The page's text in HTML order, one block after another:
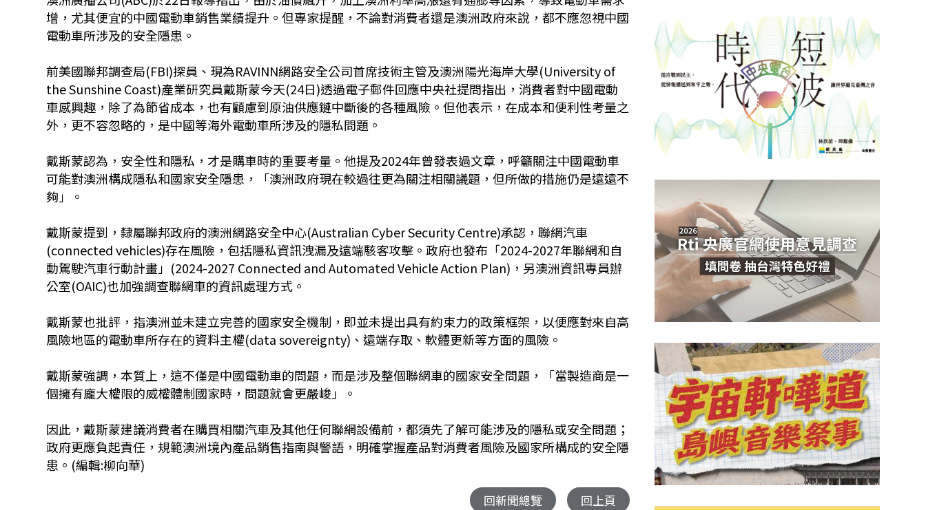
增，尤其便宜的中國電動車銷售業績提升。但專家提醒，不論對消費者還是澳洲政府來說，都不應忽視中國
電動車所涉及的安全隱患。
前美國聯邦調查局(FBI)探員、現為RAVINN網路安全公司首席技術主管及澳洲陽光海岸大學(University of
the Sunshine Coast)產業研究員戴斯蒙今天(24日)透過電子郵件回應中央社提問指出，消費者對中國電動
車感興趣，除了為節省成本，也有顧慮到原油供應鏈中斷後的各種風險。但他表示，在成本和便利性考量之
外，更不容忽略的，是中國等海外電動車所涉及的隱私問題。
戴斯蒙認為，安全性和隱私，才是購車時的重要考量。他提及2024年曾發表過文章，呼籲關注中國電動車
可能對澳洲構成隱私和國家安全隱患，「澳洲政府現在較過往更為關注相關議題，但所做的措施仍是遠遠不
夠」。
戴斯蒙提到，隸屬聯邦政府的澳洲網路安全中心(Australian Cyber Security Centre)承認，聯網汽車
(connected vehicles)存在風險，包括隱私資訊洩漏及遠端駭客攻擊。政府也發布「2024-2027年聯網和自
動駕駛汽車行動計畫」(2024-2027 Connected and Automated Vehicle Action Plan)，另澳洲資訊專員辦
公室(OAIC)也加強調查聯網車的資訊處理方式。
戴斯蒙也批評，指澳洲並未建立完善的國家安全機制，即並未提出具有約束力的政策框架，以便應對來自高
風險地區的電動車所存在的資料主權(data sovereignty)、遠端存取、軟體更新等方面的風險。
戴斯蒙強調，本質上，這不僅是中國電動車的問題，而是涉及整個聯網車的國家安全問題，「當製造商是一
個擁有龐大權限的威權體制國家時，問題就會更嚴峻」。
因此，戴斯蒙建議消費者在購買相關汽車及其他任何聯網設備前，都須先了解可能涉及的隱私或安全問題；
政府更應負起責任，規範澳洲境內產品銷售指南與警語，明確掌握產品對消費者風險及國家所構成的安全隱
患。(編輯:柳向華)
回新聞總覽 回上頁